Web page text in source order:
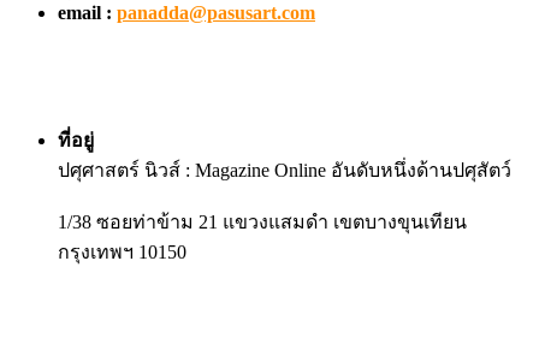
email : panadda@pasusart.com
ที่อยู่
ปศุศาสตร์ นิวส์ : Magazine Online อันดับหนึ่งด้านปศุสัตว์
1/38 ซอยท่าข้าม 21 แขวงแสมดำ เขตบางขุนเทียน
กรุงเทพฯ 10150